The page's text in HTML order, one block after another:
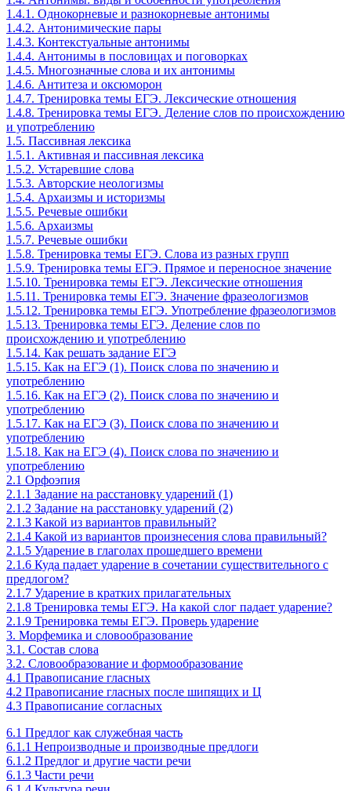
1.4.1. Однокорневые и разнокорневые антонимы
1.4.2. Антонимические пары
1.4.3. Контекстуальные антонимы
1.4.4. Антонимы в пословицах и поговорках
1.4.5. Многозначные слова и их антонимы
1.4.6. Антитеза и оксюморон
1.4.7. Тренировка темы ЕГЭ. Лексические отношения
1.4.8. Тренировка темы ЕГЭ. Деление слов по происхождению
и употреблению
1.5. Пассивная лексика
1.5.1. Активная и пассивная лексика
1.5.2. Устаревшие слова
1.5.3. Авторские неологизмы
1.5.4. Архаизмы и историзмы
1.5.5. Речевые ошибки
1.5.6. Архаизмы
1.5.7. Речевые ошибки
1.5.8. Тренировка темы ЕГЭ. Слова из разных групп
1.5.9. Тренировка темы ЕГЭ. Прямое и переносное значение
1.5.10. Тренировка темы ЕГЭ. Лексические отношения
1.5.11. Тренировка темы ЕГЭ. Значение фразеологизмов
1.5.12. Тренировка темы ЕГЭ. Употребление фразеологизмов
1.5.13. Тренировка темы ЕГЭ. Деление слов по
происхождению и употреблению
1.5.14. Как решать задание ЕГЭ
1.5.15. Как на ЕГЭ (1). Поиск слова по значению и
употреблению
1.5.16. Как на ЕГЭ (2). Поиск слова по значению и
употреблению
1.5.17. Как на ЕГЭ (3). Поиск слова по значению и
употреблению
1.5.18. Как на ЕГЭ (4). Поиск слова по значению и
употреблению
2.1 Орфоэпия
2.1.1 Задание на расстановку ударений (1)
2.1.2 Задание на расстановку ударений (2)
2.1.3 Какой из вариантов правильный?
2.1.4 Какой из вариантов произнесения слова правильный?
2.1.5 Ударение в глаголах прошедшего времени
2.1.6 Куда падает ударение в сочетании существительного с
предлогом?
2.1.7 Ударение в кратких прилагательных
2.1.8 Тренировка темы ЕГЭ. На какой слог падает ударение?
2.1.9 Тренировка темы ЕГЭ. Проверь ударение
3. Морфемика и словообразование
3.1. Состав слова
3.2. Словообразование и формообразование
4.1 Правописание гласных
4.2 Правописание гласных после шипящих и Ц
4.3 Правописание согласных
6.1 Предлог как служебная часть
6.1.1 Непроизводные и производные предлоги
6.1.2 Предлог и другие части речи
6.1.3 Части речи